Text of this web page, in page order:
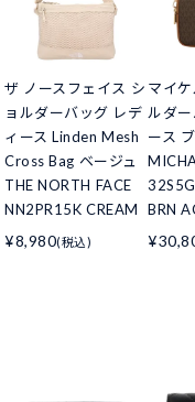
ザ ノースフェイス シ
ョルダーバッグ レデ
ィース Linden Mesh
Cross Bag ベージュ
THE NORTH FACE
NN2PR15K CREAM
¥8,980(税込)
マイ
ルダ
ース
BRN